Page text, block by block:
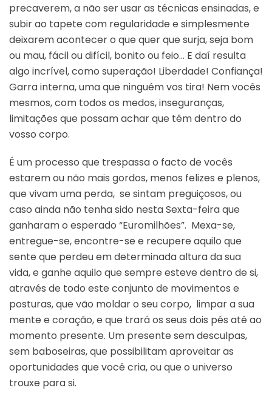
precaverem, a não ser usar as técnicas ensinadas, e
subir ao tapete com regularidade e simplesmente
deixarem acontecer o que quer que surja, seja bom
ou mau, fácil ou difícil, bonito ou feio… E daí resulta
algo incrível, como superação! Liberdade! Confiança!
Garra interna, uma que ninguém vos tira! Nem vocês
mesmos, com todos os medos, inseguranças,
limitações que possam achar que têm dentro do
vosso corpo.
É um processo que trespassa o facto de vocês
estarem ou não mais gordos, menos felizes e plenos,
que vivam uma perda, se sintam preguiçosos, ou
caso ainda não tenha sido nesta Sexta-feira que
ganharam o esperado “Euromilhões”. Mexa-se,
entregue-se, encontre-se e recupere aquilo que
sente que perdeu em determinada altura da sua
vida, e ganhe aquilo que sempre esteve dentro de si,
através de todo este conjunto de movimentos e
posturas, que vão moldar o seu corpo, limpar a sua
mente e coração, e que trará os seus dois pés até ao
momento presente. Um presente sem desculpas,
sem baboseiras, que possibilitam aproveitar as
oportunidades que você cria, ou que o universo
trouxe para si.